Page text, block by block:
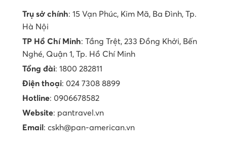
Trụ sở chính: 15 Vạn Phúc, Kim Mã, Ba Đình, Tp.
Hà Nội
TP Hồ Chí Minh: Tầng Trệt, 233 Đồng Khởi, Bến
Nghé, Quận 1, Tp. Hồ Chí Minh
Tổng đài: 1800 282811
Điện thoại: 024 7308 8899
Hotline: 0906678582
Website: pantravel.vn
Email : cskh@pan-american.vn